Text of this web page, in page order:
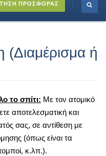
ΠΡΟΣΦΟΡΑΣ
(Διαμέρισμα ή
το σπίτι: Με τον ατομικό
αποτελεσματική και
σας, σε αντίθεση με
(όπως είναι τα
κ.λπ.).